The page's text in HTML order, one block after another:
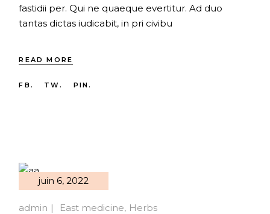
fastidii per. Qui ne quaeque evertitur. Ad duo
tantas dictas iudicabit, in pri civibu
READ MORE
FB. TW. PIN.
juin 6, 2022
admin East medicine Herbs